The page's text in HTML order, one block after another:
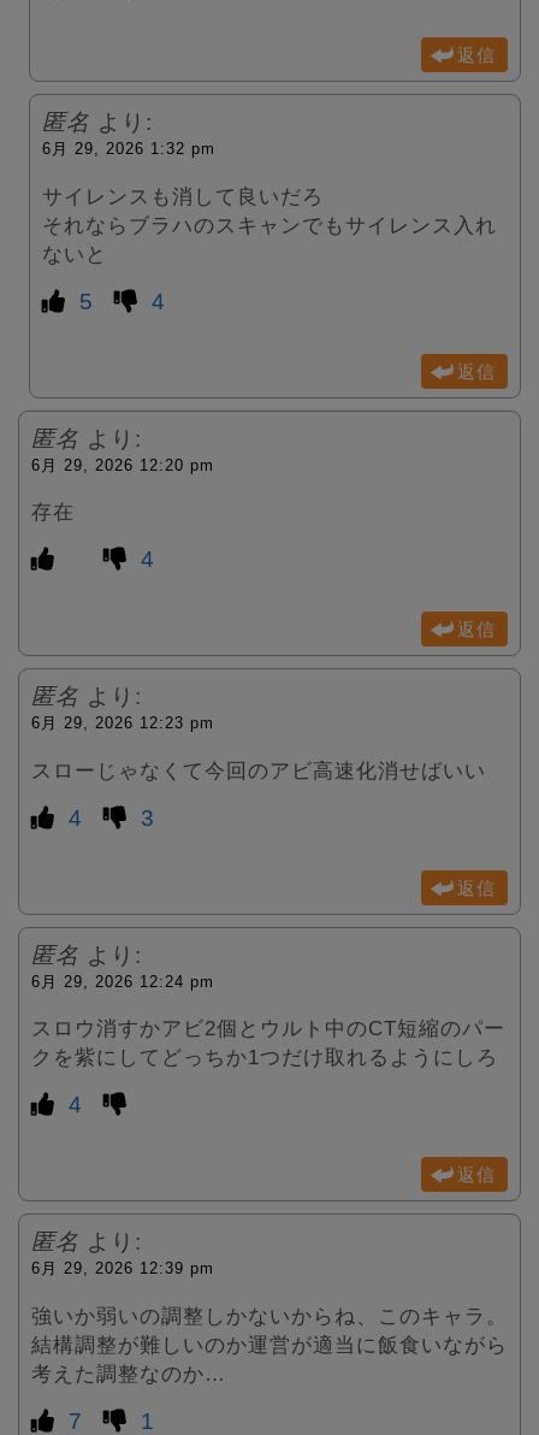
返信
匿名 より:
6月 29, 2026 1:32 pm
サイレンスも消して良いだろ
それならブラハのスキャンでもサイレンス入れ
ないと
5 4
返信
匿名 より:
6月 29, 2026 12:20 pm
存在
4
返信
匿名 より:
6月 29, 2026 12:23 pm
スローじゃなくて今回のアビ高速化消せばいい
4 3
返信
匿名 より:
6月 29, 2026 12:24 pm
スロウ消すかアビ2個とウルト中のCT短縮のパー
クを紫にしてどっちか1つだけ取れるようにしろ
4
返信
匿名 より:
6月 29, 2026 12:39 pm
強いか弱いの調整しかないからね、このキャラ。
結構調整が難しいのか運営が適当に飯食いながら
考えた調整なのか…
7 1